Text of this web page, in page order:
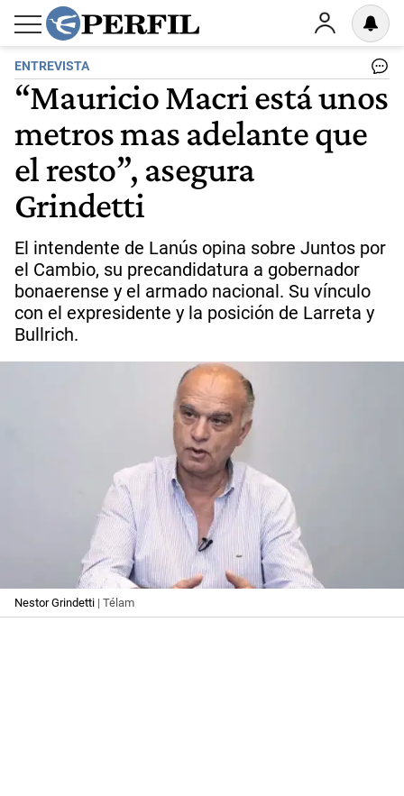
ENTREVISTA
“Mauricio Macri está unos
metros mas adelante que
el resto”, asegura
Grindetti
El intendente de Lanús opina sobre Juntos por
el Cambio, su precandidatura a gobernador
bonaerense y el armado nacional. Su vínculo
con el expresidente y la posición de Larreta y
Bullrich.
Nestor Grindetti | Télam